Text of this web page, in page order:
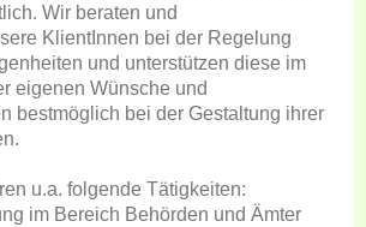
Wir beraten und
KlientInnen bei der Regelung
und unterstützen diese im
eigenen Wünsche und
bestmöglich bei der Gestaltung ihrer
u.a. folgende Tätigkeiten:
im Bereich Behörden und Ämter